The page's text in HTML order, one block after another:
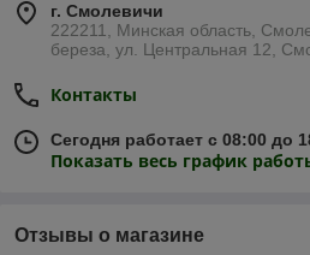
г. Смолевичи
222211, Минская область,
береза, ул. Центральная 12,
Контакты
Сегодня работает с 08:00 до
Показать весь график
Отзывы о магазине